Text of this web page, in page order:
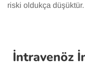
riski oldukça düşüktür.
İntravenöz